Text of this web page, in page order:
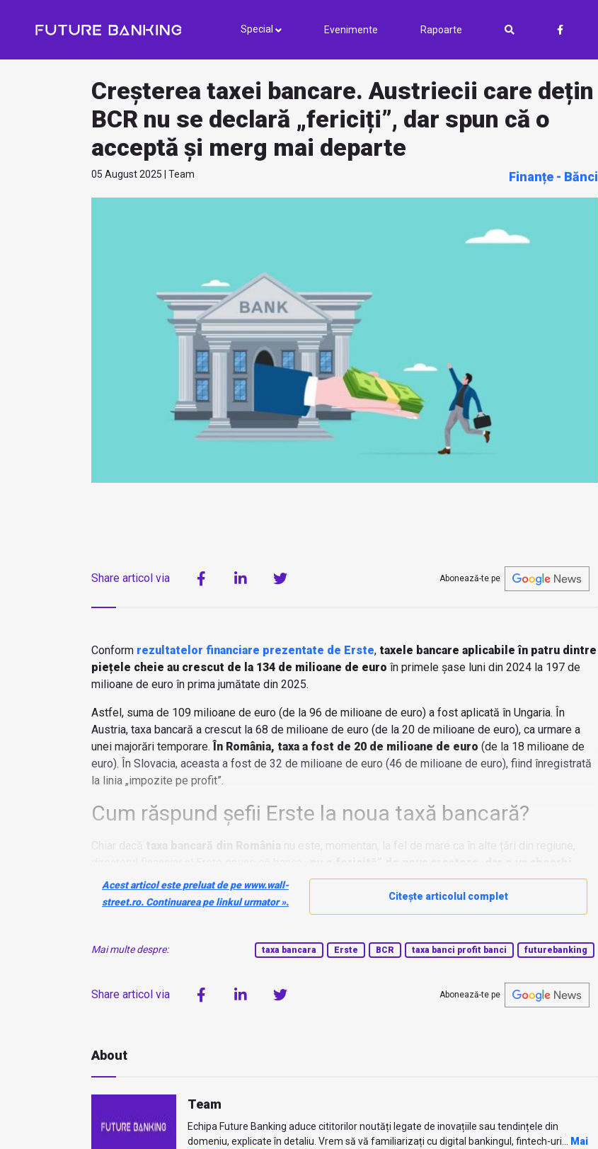
Special Evenimente Rapoarte
Creșterea taxei bancare. Austriecii care dețin
BCR nu se declară „fericiți”, dar spun că o
acceptă și merg mai departe
05 August 2025 | Team Finanțe - Bănci
Share articol via Abonează-te pe
Conform rezultatelor financiare prezentate de Erste, taxele bancare aplicabile în patru dintre
piețele cheie au crescut de la 134 de milioane de euro în primele șase luni din 2024 la 197 de
milioane de euro în prima jumătate din 2025.
Astfel, suma de 109 milioane de euro (de la 96 de milioane de euro) a fost aplicată în Ungaria. În
Austria, taxa bancară a crescut la 68 de milioane de euro (de la 20 de milioane de euro), ca urmare a
unei majorări temporare. În România, taxa a fost de 20 de milioane de euro (de la 18 milioane de
euro). În Slovacia, aceasta a fost de 32 de milioane de euro (46 de milioane de euro), fiind înregistrată
la linia „impozite pe profit”.
Cum răspund șefii Erste la noua taxă bancară?
Acest articol este preluat de pe www.wall-
street.ro. Continuarea pe linkul urmator ».
Citește articolul complet
Mai multe despre: taxa bancara Erste BCR taxa banci profit banci futurebanking
Share articol via Abonează-te pe
About
Team
Echipa Future Banking aduce cititorilor noutăți legate de inovațiile sau tendințele din
domeniu, explicate în detaliu. Vrem să vă familiarizați cu digital bankingul, fintech-uri...
Mai